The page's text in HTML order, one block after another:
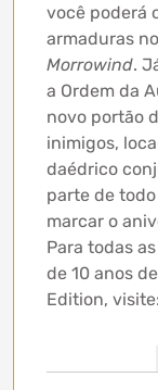
você poderá
armaduras
Morrowind.
a Ordem da
novo portão
inimigos,
daédrico
parte de
marcar o
Para todas
de 10 anos
Edition, visite: